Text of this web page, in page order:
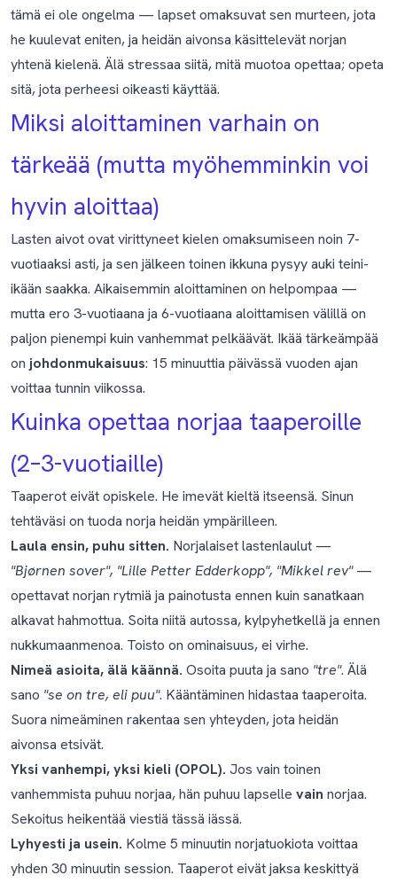
tämä ei ole ongelma — lapset omaksuvat sen murteen, jota
he kuulevat eniten, ja heidän aivonsa käsittelevät norjan
yhtenä kielenä. Älä stressaa siitä, mitä muotoa opettaa; opeta
sitä, jota perheesi oikeasti käyttää.
Miksi aloittaminen varhain on
tärkeää (mutta myöhemminkin voi
hyvin aloittaa)
Lasten aivot ovat virittyneet kielen omaksumiseen noin 7-
vuotiaaksi asti, ja sen jälkeen toinen ikkuna pysyy auki teini-
ikään saakka. Aikaisemmin aloittaminen on helpompaa —
mutta ero 3-vuotiaana ja 6-vuotiaana aloittamisen välillä on
paljon pienempi kuin vanhemmat pelkäävät. Ikää tärkeämpää
on johdonmukaisuus: 15 minuuttia päivässä vuoden ajan
voittaa tunnin viikossa.
Kuinka opettaa norjaa taaperoille
(2–3-vuotiaille)
Taaperot eivät opiskele. He imevät kieltä itseensä. Sinun
tehtäväsi on tuoda norja heidän ympärilleen.
Laula ensin, puhu sitten. Norjalaiset lastenlaulut —
"Bjørnen sover", "Lille Petter Edderkopp", "Mikkel rev"—
opettavat norjan rytmiä ja painotusta ennen kuin sanatkaan
alkavat hahmottua. Soita niitä autossa, kylpyhetkellä ja ennen
nukkumaanmenoa. Toisto on ominaisuus, ei virhe.
Nimeä asioita, älä käännä. Osoita puuta ja sano "tre". Älä
sano "se on tre, eli puu". Kääntäminen hidastaa taaperoita.
Suora nimeäminen rakentaa sen yhteyden, jota heidän
aivonsa etsivät.
Yksi vanhempi, yksi kieli (OPOL). Jos vain toinen
vanhemmista puhuu norjaa, hän puhuu lapselle vain norjaa.
Sekoitus heikentää viestiä tässä iässä.
Lyhyesti ja usein. Kolme 5 minuutin norjatuokiota voittaa
yhden 30 minuutin session. Taaperot eivät jaksa keskittyä